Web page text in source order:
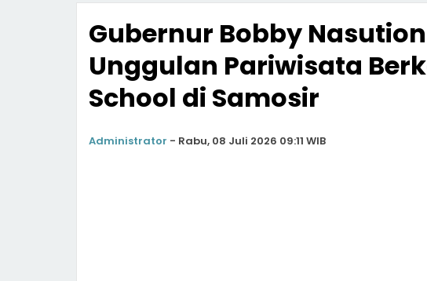
Gubernur Bobby
Unggulan Pariwisata
School di Samosir
Administrator - Rabu, 08 Juli 2026 09:11 WIB